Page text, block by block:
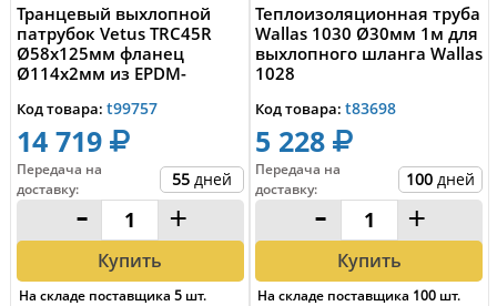
Транцевый выхлопной
патрубок Vetus TRC45R
Ø58x125мм фланец
Ø114x2мм из EPDM-
ста...
Код товара: t99757
14 719
Передача на
доставку: 55 дней
- +
Купить
На складе поставщика 5 шт.
Теплоизоляционная труба
Wallas 1030 Ø30мм 1м для
выхлопного шланга Wallas
1028
Код товара: t83698
5 228
Передача на
доставку: 100 дней
- +
Купить
На складе поставщика 100 шт.